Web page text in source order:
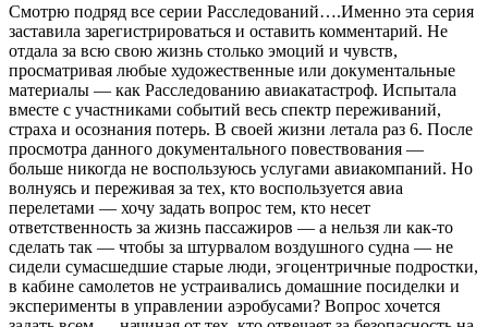
Смотрю подряд все серии Расследований….Именно эта серия
заставила зарегистрироваться и оставить комментарий. Не
отдала за всю свою жизнь столько эмоций и чувств,
просматривая любые художественные или документальные
материалы — как Расследованию авиакатастроф. Испытала
вместе с участниками событий весь спектр переживаний,
страха и осознания потерь. В своей жизни летала раз 6. После
просмотра данного документального повествования —
больше никогда не воспользуюсь услугами авиакомпаний. Но
волнуясь и переживая за тех, кто воспользуется авиа
перелетами — хочу задать вопрос тем, кто несет
ответственность за жизнь пассажиров — а нельзя ли как-то
сделать так — чтобы за штурвалом воздушного судна — не
сидели сумасшедшие старые люди, эгоцентричные подростки,
в кабине самолетов не устраивались домашние посиделки и
эксперименты в управлении аэробусами? Вопрос хочется